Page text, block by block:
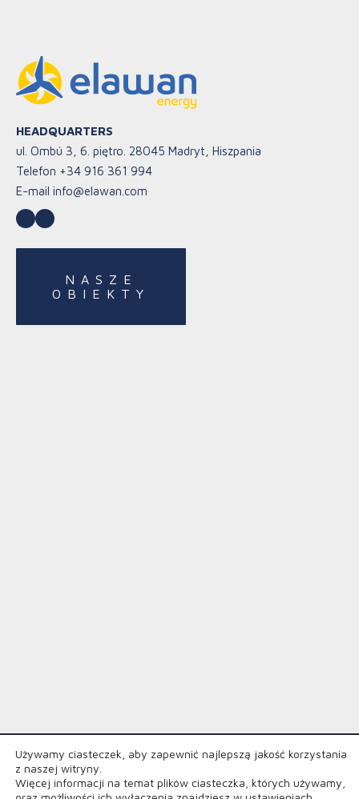
HEADQUARTERS
ul. Ombú 3, 6. piętro. 28045 Madryt, Hiszpania
Telefon +34 916 361 994
E-mail info@elawan.com
LinkedIn
YouTube
NASZE
OBIEKTY
Kanał Zgłaszania Naruszeń
Używamy ciasteczek, aby zapewnić najlepszą jakość korzystania
z naszej witryny.
Więcej informacji na temat plików ciasteczka, których używamy,